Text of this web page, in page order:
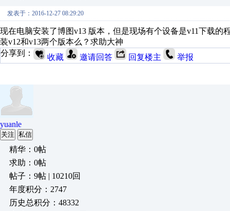
发表于：2016-12-27 08:29:20
现在电脑安装了博图v13 版本，但是现场有个设备是v11下载
装v12和v13两个版本么？求助大神
分享到：
收藏 邀请回答 回复楼主 举报
yuanle
关注 私信
精华：0帖
求助：0帖
帖子：9帖 | 10210回
年度积分：2747
历史总积分：48332